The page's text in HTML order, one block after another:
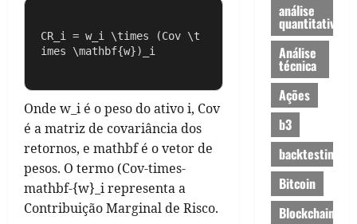
CR_i = w_i \times (Cov \t
Onde w_i é o peso do ativo i, Cov
é a matriz de covariância dos
retornos, e mathbf é o vetor de
pesos. O termo (Cov-times-
mathbf-{w}_i representa a
Contribuição Marginal de Risco.
análise
quantitativa
Análise
técnica
Ações
b3
backtesting
Bitcoin
Blockchain